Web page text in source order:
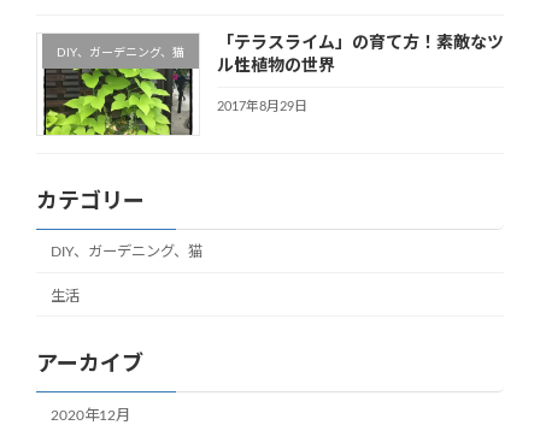
DIY、ガーデニング、猫
「テラスライム」の育て方！素敵なツ
ル性植物の世界
2017年8月29日
カテゴリー
DIY、ガーデニング、猫
生活
アーカイブ
2020年12月